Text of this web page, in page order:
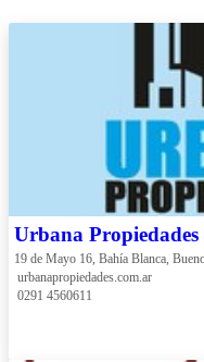
Urbana Propiedades
19 de Mayo 16, Bahía Blanca,
urbanapropiedades.com.ar
0291 4560611